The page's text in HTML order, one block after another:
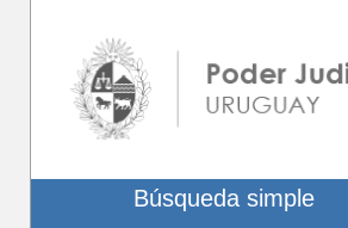
Búsqueda simple